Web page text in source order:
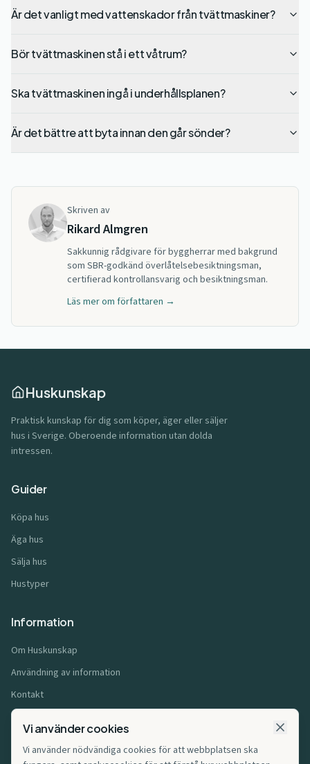
Är det vanligt med vattenskador från tvättmaskiner?
Bör tvättmaskinen stå i ett våtrum?
Ska tvättmaskinen ingå i underhållsplanen?
Är det bättre att byta innan den går sönder?
Skriven av
Rikard Almgren
Sakkunnig rådgivare för byggherrar med bakgrund
som SBR-godkänd överlåtelsebesiktningsman,
certifierad kontrollansvarig och besiktningsman.
Läs mer om författaren →
Huskunskap
Praktisk kunskap för dig som köper, äger eller säljer
hus i Sverige. Oberoende information utan dolda
intressen.
Guider
Köpa hus
Äga hus
Sälja hus
Hustyper
Information
Om Huskunskap
Användning av information
Kontakt
Användarvillkor
Cookiepolicy
Vi använder cookies
Vi använder nödvändiga cookies för att webbplatsen ska